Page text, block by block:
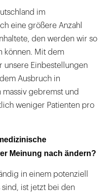
im
eine größere Anzahl
den werden wir so
können. Mit dem
unsere Einbestellungen
Ausbruch in
massiv gebremst und
weniger Patienten pro
Meinung nach ändern?
in einem potenziell
ist jetzt bei den